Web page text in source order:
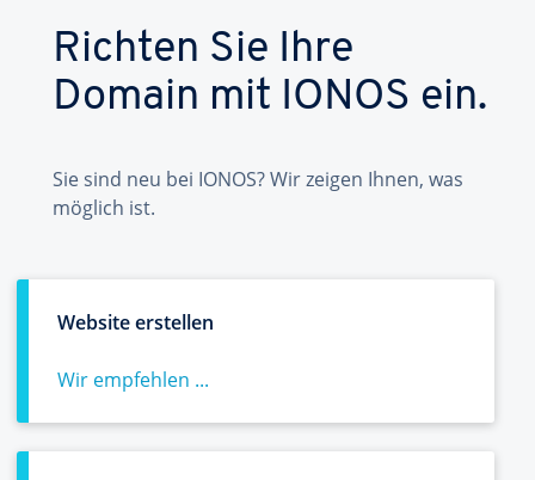
Richten Sie Ihre
Domain mit IONOS ein.
Sie sind neu bei IONOS? Wir zeigen Ihnen, was
möglich ist.
Website erstellen
Wir empfehlen ...